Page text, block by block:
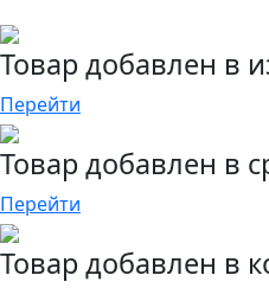
Товар добавлен в
Перейти
Товар добавлен в
Перейти
Товар добавлен в